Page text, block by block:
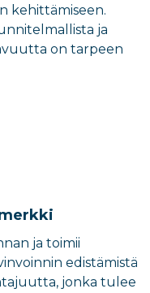
kehittämiseen.
ja
on tarpeen
ja toimii
edistämistä
jonka tulee